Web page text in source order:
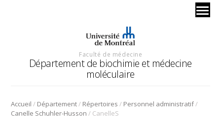
Faculté de médecine
Département de biochimie et médecine
moléculaire
Accueil / Département/ Répertoires / Personnel administratif/
Canelle Schuhler-Husson / CanelleS